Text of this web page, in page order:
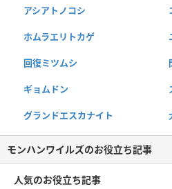
アシアトノコシ
ホムラエリトカゲ
回復ミツムシ
ギョムドン
グランドエスカナイト
モンハンワイルズのお役立ち記事
人気のお役立ち記事